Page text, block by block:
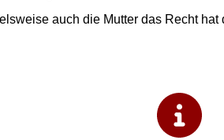
auch die Mutter das Recht